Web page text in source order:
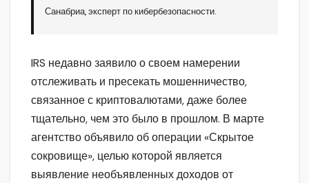
Санабриа, эксперт по кибербезопасности.
IRS недавно заявило о своем намерении
отслеживать и пресекать мошенничество,
связанное с криптовалютами, даже более
тщательно, чем это было в прошлом. В марте
агентство объявило об операции «Скрытое
сокровище», целью которой является
выявление необъявленных доходов от